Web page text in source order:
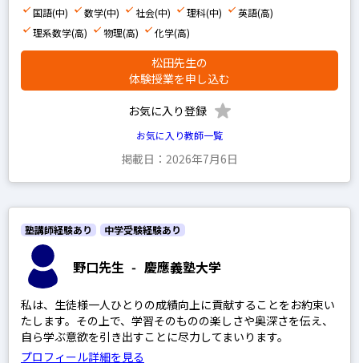
国語(中)
数学(中) 社会(中) 理科(中)
英語(高)
理系数学(高)
物理(高) 化学(高)
松田先生の
体験授業を申し込む
お気に入り登録
お気に入り教師一覧
掲載日：2026年7月6日
野口先生 - 慶應義塾大学
塾講師経験あり 中学受験経験あり
私は、生徒様一人ひとりの成績向上に貢献することをお約束い
たします。その上で、学習そのものの楽しさや奥深さを伝え、
自ら学ぶ意欲を引き出すことに尽力してまいります。
プロフィール詳細を見る